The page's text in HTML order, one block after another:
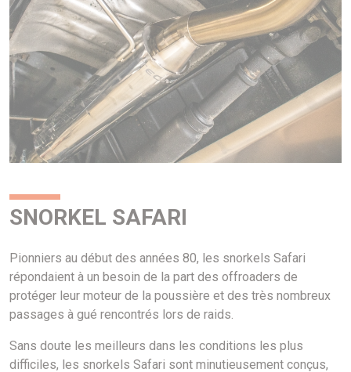
SNORKEL SAFARI
Pionniers au début des années 80, les snorkels Safari
répondaient à un besoin de la part des offroaders de
protéger leur moteur de la poussière et des très nombreux
passages à gué rencontrés lors de raids.
Sans doute les meilleurs dans les conditions les plus
difficiles, les snorkels Safari sont minutieusement conçus,